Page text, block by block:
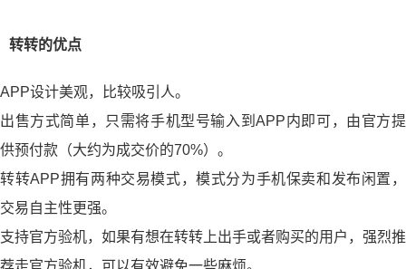
转转的优点
APP设计美观，比较吸引人。
出售方式简单，只需将手机型号输入到APP内即可，由官方提
供预付款（大约为成交价的70%）。
转转APP拥有两种交易模式，模式分为手机保卖和发布闲置，
交易自主性更强。
支持官方验机，如果有想在转转上出手或者购买的用户，强烈推
荐走官方验机，可以有效避免一些麻烦。